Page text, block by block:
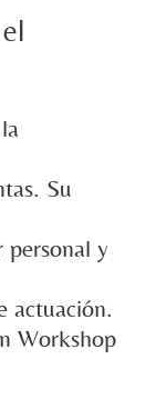
Su
personal y
actuación.
Workshop